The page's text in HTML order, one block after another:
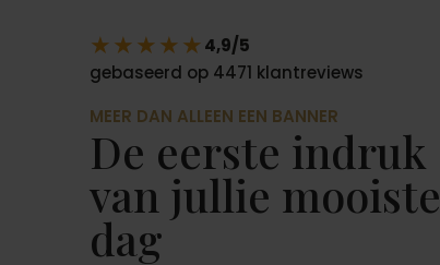
★★★★★4,9/5
gebaseerd op 4471 klantreviews
MEER DAN ALLEEN EEN BANNER
De eerste indruk
van jullie mooiste
dag